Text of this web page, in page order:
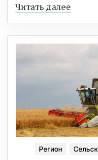
Читать далее
Регион